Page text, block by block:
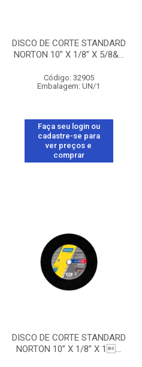
DISCO DE CORTE STANDARD
NORTON 10” X 1/8” X 5/8&...
Código: 32905
Embalagem: UN/1
Faça seu login ou
cadastre-se para
ver preços e
comprar
DISCO DE CORTE STANDARD
NORTON 10” X 1/8” X 1...